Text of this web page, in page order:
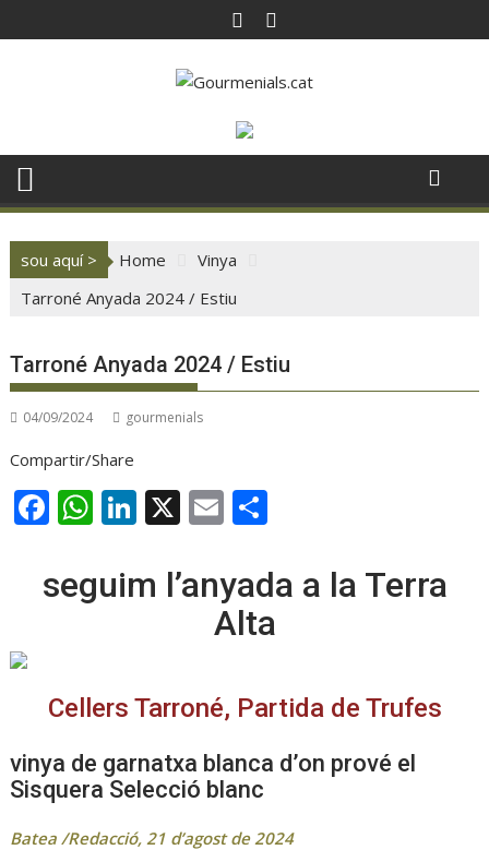
to
sou aquí > Home
Vinya
Tarroné Anyada 2024 / Estiu
Tarroné Anyada 2024 / Estiu
04/09/2024 gourmenials
Compartir/Share
F
e
b
k
W
at
s
p
Li
k
e
X E
ai
l
m
p
ar
ix
seguim l’anyada a la Terra
Alta
Cellers Tarroné, Partida de Trufes
vinya de garnatxa blanca d’on prové el
Sisquera Selecció blanc
Batea /Redacció, 21 d’agost de 2024